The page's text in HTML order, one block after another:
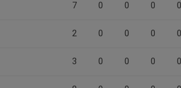
7 0 0 0 0
2 0 0 0 0
3 0 0 0 0